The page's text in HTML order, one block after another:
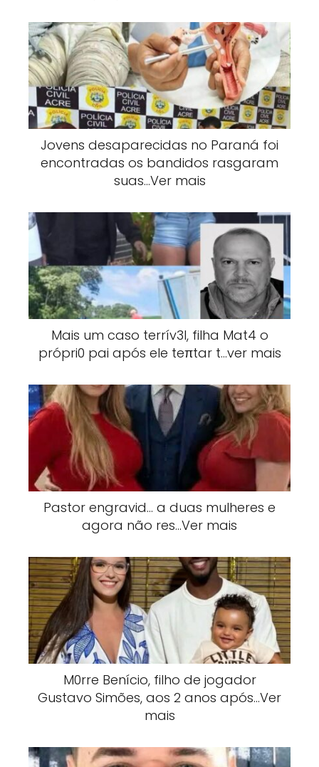
Jovens desaparecidas no Paraná foi
encontradas os bandidos rasgaram
suas…Ver mais
Mais um caso terrív3l, filha Mat4 o
própri0 pai após ele teπtar t…ver mais
Pastor engravid… a duas mulheres e
agora não res…Ver mais
M0rre Benício, filho de jogador
Gustavo Simões, aos 2 anos após…Ver
mais